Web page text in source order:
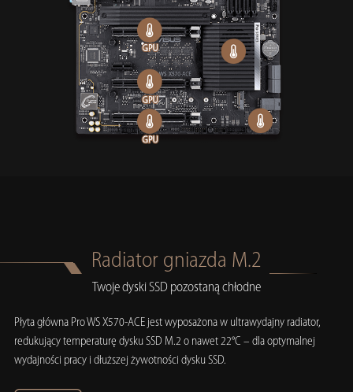
Radiator gniazda M.2
Twoje dyski SSD pozostaną chłodne
Płyta główna Pro WS X570-ACE jest wyposażona w ultrawydajny radiator,
redukujący temperaturę dysku SSD M.2 o nawet 22°C – dla optymalnej
wydajności pracy i dłuższej żywotności dysku SSD.